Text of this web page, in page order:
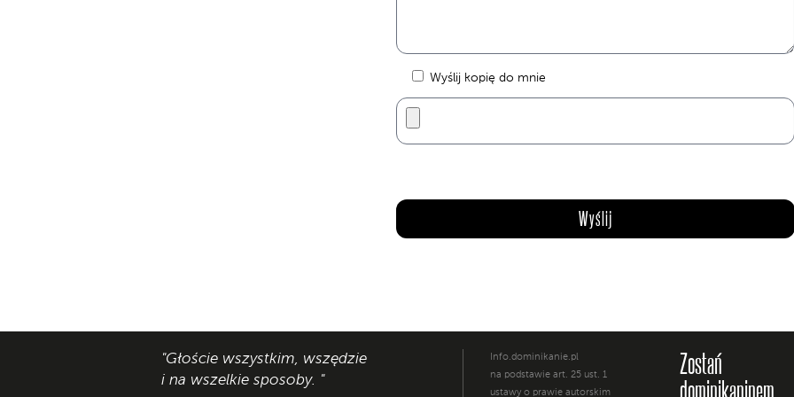
Wyślij kopię do mnie
"Głoście wszystkim, wszędzie
i na wszelkie sposoby. "
Info.dominikanie.pl
na podstawie art. 25 ust. 1
ustawy o prawie autorskim
Zostań
dominikaninem